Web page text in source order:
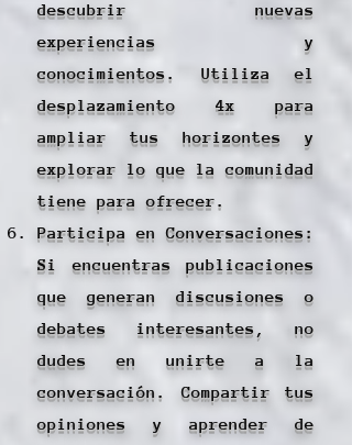
descubrir nuevas
experiencias y
conocimientos. Utiliza el
desplazamiento 4x para
ampliar tus horizontes y
explorar lo que la comunidad
tiene para ofrecer.
Participa en Conversaciones:
Si encuentras publicaciones
que generan discusiones o
debates interesantes, no
dudes en unirte a la
conversación. Compartir tus
opiniones y aprender de